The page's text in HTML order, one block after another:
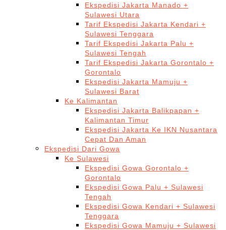
Ekspedisi Jakarta Manado +
Sulawesi Utara
Tarif Ekspedisi Jakarta Kendari +
Sulawesi Tenggara
Tarif Ekspedisi Jakarta Palu +
Sulawesi Tengah
Tarif Ekspedisi Jakarta Gorontalo +
Gorontalo
Ekspedisi Jakarta Mamuju +
Sulawesi Barat
Ke Kalimantan
Ekspedisi Jakarta Balikpapan +
Kalimantan Timur
Ekspedisi Jakarta Ke IKN Nusantara
Cepat Dan Aman
Ekspedisi Dari Gowa
Ke Sulawesi
Ekspedisi Gowa Gorontalo +
Gorontalo
Ekspedisi Gowa Palu + Sulawesi
Tengah
Ekspedisi Gowa Kendari + Sulawesi
Tenggara
Ekspedisi Gowa Mamuju + Sulawesi